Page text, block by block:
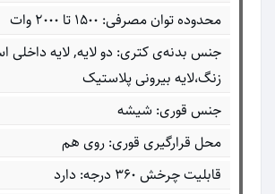
محدوده توان مصرفی: ۱۵۰۰ تا ۲۰۰۰ وات
جنس بدنه‌ی کتری: دو لایه, لایه داخلی
زنگ،لایه بیرونی پلاستیک
جنس قوری: شیشه
محل قرارگیری قوری: روی هم
قابلیت چرخش ۳۶۰ درجه: دارد